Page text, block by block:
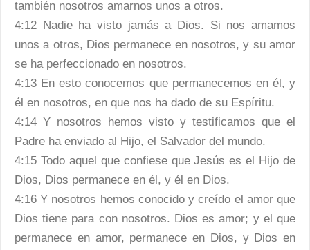
también nosotros amarnos unos a otros.
4:12 Nadie ha visto jamás a Dios. Si nos amamos
unos a otros, Dios permanece en nosotros, y su amor
se ha perfeccionado en nosotros.
4:13 En esto conocemos que permanecemos en él, y
él en nosotros, en que nos ha dado de su Espíritu.
4:14 Y nosotros hemos visto y testificamos que el
Padre ha enviado al Hijo, el Salvador del mundo.
4:15 Todo aquel que confiese que Jesús es el Hijo de
Dios, Dios permanece en él, y él en Dios.
4:16 Y nosotros hemos conocido y creído el amor que
Dios tiene para con nosotros. Dios es amor; y el que
permanece en amor, permanece en Dios, y Dios en